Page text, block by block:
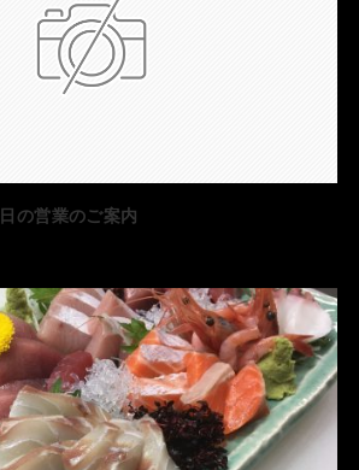
の営業のご案内